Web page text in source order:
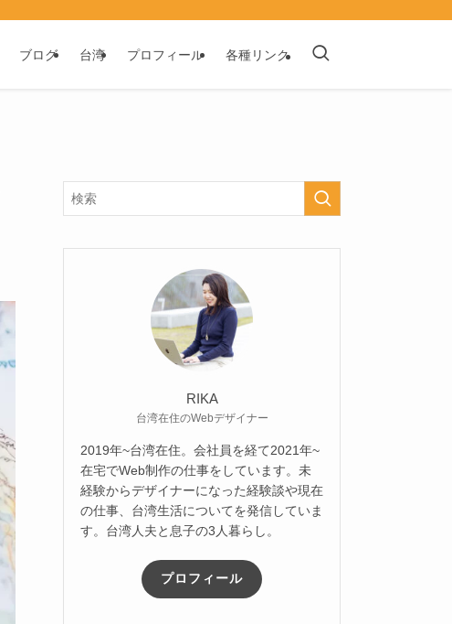
ブログ 台湾 プロフィール 各種リンク
RIKA
台湾在住のWebデザイナー
2019年~台湾在住。会社員を経て2021年~
在宅でWeb制作の仕事をしています。未
経験からデザイナーになった経験談や現在
の仕事、台湾生活についてを発信していま
す。台湾人夫と息子の3人暮らし。
プロフィール